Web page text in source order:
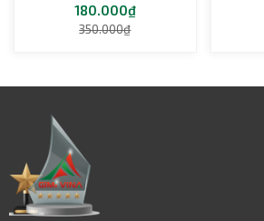
180.000₫
350.000₫